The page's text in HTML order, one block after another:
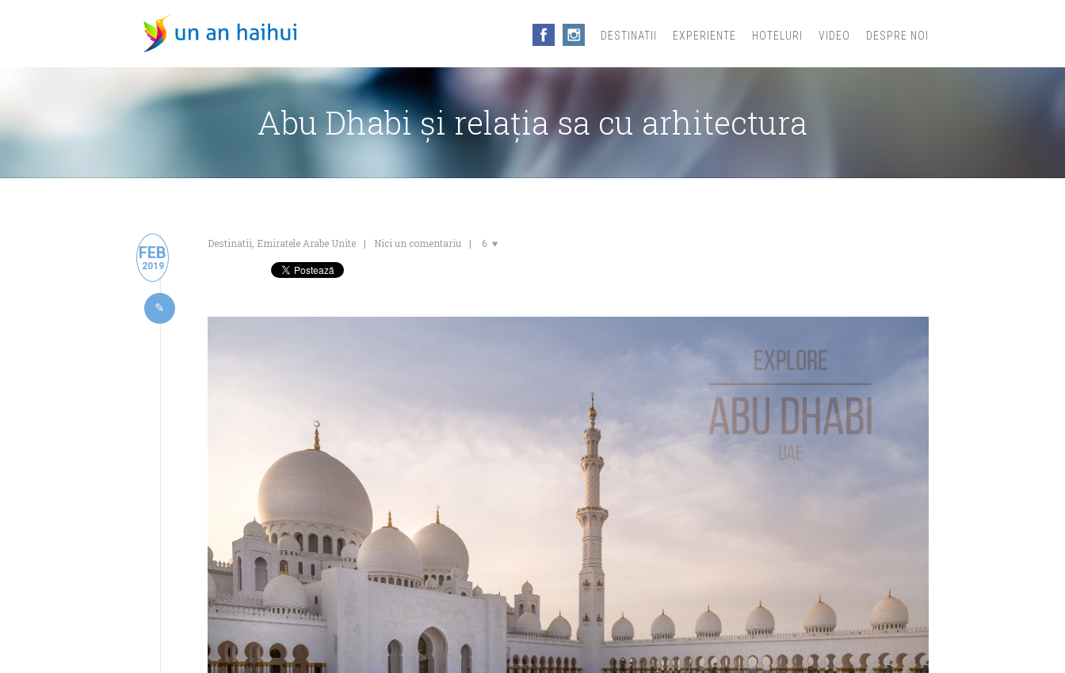
DESTINATII EXPERIENTE HOTELURI VIDEO DESPRE NOI
Abu Dhabi și relația sa cu arhitectura
FEB
2019
Destinatii Emiratele Arabe Unite Nici un comentariu 6